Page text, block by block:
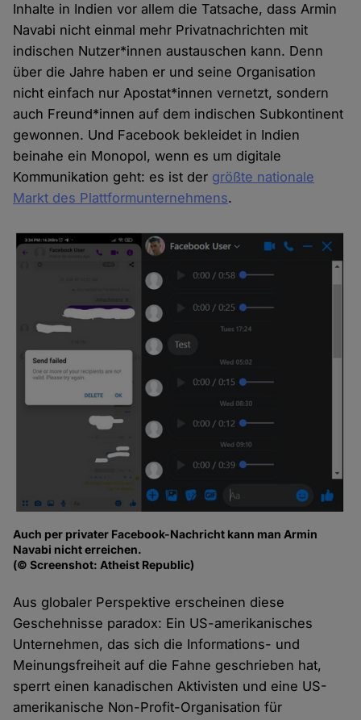
Inhalte in Indien vor allem die Tatsache, dass Armin
Navabi nicht einmal mehr Privatnachrichten mit
indischen Nutzer*innen austauschen kann. Denn
über die Jahre haben er und seine Organisation
nicht einfach nur Apostat*innen vernetzt, sondern
auch Freund*innen auf dem indischen Subkontinent
gewonnen. Und Facebook bekleidet in Indien
beinahe ein Monopol, wenn es um digitale
Kommunikation geht: es ist der größte nationale
Markt des Plattformunternehmens.
Auch per privater Facebook-Nachricht kann man Armin
Navabi nicht erreichen.
(© Screenshot: Atheist Republic)
Aus globaler Perspektive erscheinen diese
Geschehnisse paradox: Ein US-amerikanisches
Unternehmen, das sich die Informations- und
Meinungsfreiheit auf die Fahne geschrieben hat,
sperrt einen kanadischen Aktivisten und eine US-
amerikanische Non-Profit-Organisation für